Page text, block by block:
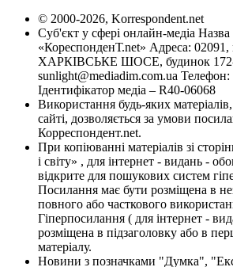
© 2000-2026, Korrespondent.net
Суб'єкт у сфері онлайн-медіа
«КореспонденТ.net» Адреса: 02091,
ХАРКІВСЬКЕ ШОСЕ, будинок 172-
sunlight@mediadim.com.ua Телефон:
Ідентифікатор медіа – R40-06068
Використання будь-яких
сайті, дозволяється за умови
Корреспондент.net.
При копіюванні матеріалів зі
і світу» , для інтернет - видань -
відкрите для пошукових систем
Посилання має бути розміщена в
повного або часткового
Гіперпосилання ( для інтернет -
розміщена в підзаголовку або в
матеріалу.
Новини з позначками "Думка",